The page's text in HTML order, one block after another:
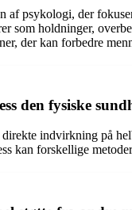
af ​​psykologi, der
som holdninger,
der kan forbedre
den fysiske
direkte indvirkning på
kan forskellige